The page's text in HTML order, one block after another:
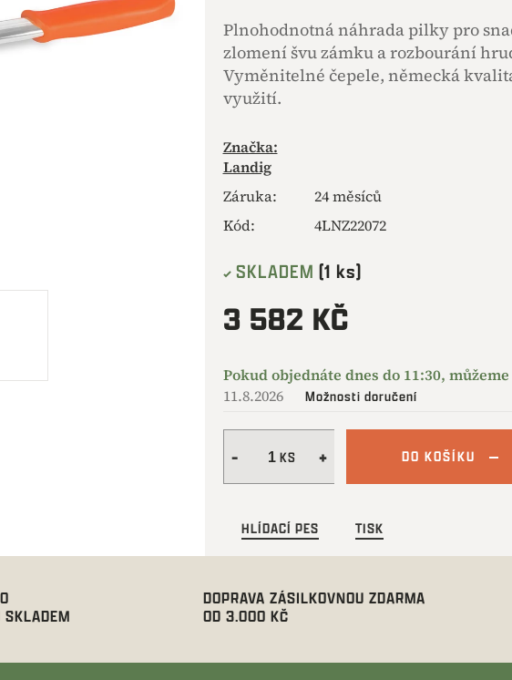
Plnohodnotná náhrada pilky pro
zlomení švu zámku a rozbourání
Vyměnitelné čepele, německá
využití.
Značka:
Landig
Záruka:
24 měsíců
Kód:
4LNZ22072
SKLADEM (1 ks)
3 582 KČ
cena:
11.8.2026 Možnosti doručení
DO KOŠÍKU
HLÍDACÍ PES TISK
SKLADEM
DOPRAVA ZÁSILKOVNOU ZDARMA
OD 3.000 KČ